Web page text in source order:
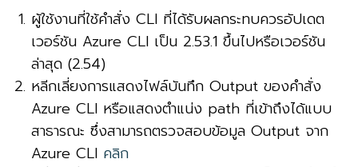
ผู้ใช้งานที่ใช้คําสั่ง CLI ที่ได้รับผลกระทบควรอัปเดต
เวอร์ชัน Azure CLI เป็น 2.53.1 ขึ้นไปหรือเวอร์ชัน
ล่าสุด (2.54)
หลีกเลี่ยงการแสดงไฟล์บันทึก Output ของคำสั่ง
Azure CLI หรือแสดงตำแน่ง path ที่เข้าถึงได้แบบ
สาธารณะ ซึ่งสามารถตรวจสอบข้อมูล Output จาก
Azure CLI คลิก